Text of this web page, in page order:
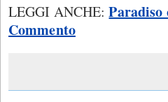
LEGGI ANCHE:Paradiso
Commento